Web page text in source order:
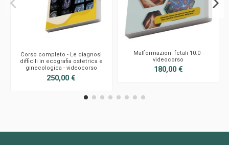
Corso completo - Le diagnosi
difficili in ecografia ostetrica e
ginecologica - videocorso
250,00 €
Malformazioni fetali 10.0 -
videocorso
180,00 €